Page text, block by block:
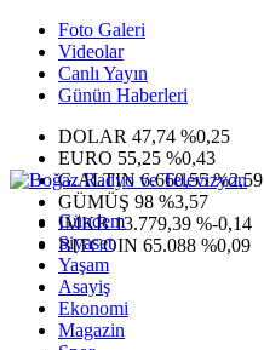
Foto Galeri
Videolar
Canlı Yayın
Günün Haberleri
DOLAR 47,74 %0,25
EURO 55,25 %0,43
G.ALTIN6.660,55 %2,59
GÜMÜŞ 98 %3,57
IMKB13.779,39 %-0,14
BITCOIN 65.088 %0,09
Gündem
Siyaset
Yaşam
Asayiş
Ekonomi
Magazin